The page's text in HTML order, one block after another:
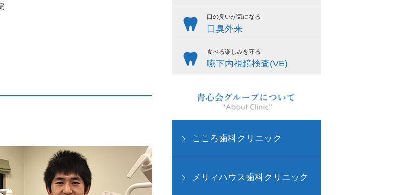
口の臭いが気になる
口臭外来
食べる楽しみを守る
嚥下内視鏡検査(VE)
こころ歯科クリニック
メリィハウス歯科クリニック